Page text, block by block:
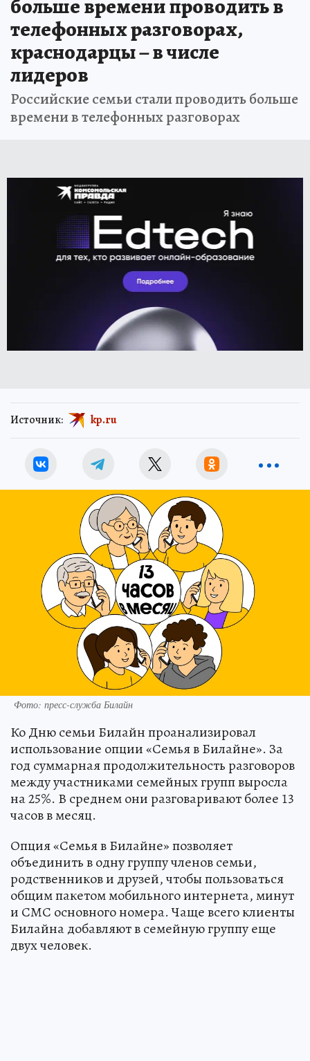
больше времени проводить в
телефонных разговорах,
краснодарцы – в числе
лидеров
Российские семьи стали проводить больше
времени в телефонных разговорах
Источник: kp.ru
Фото: пресс-служба Билайн
Ко Дню семьи Билайн проанализировал
использование опции «Семья в Билайне». За
год суммарная продолжительность разговоров
между участниками семейных групп выросла
на 25%. В среднем они разговаривают более 13
часов в месяц.
Опция «Семья в Билайне» позволяет
объединить в одну группу членов семьи,
родственников и друзей, чтобы пользоваться
общим пакетом мобильного интернета, минут
и СМС основного номера. Чаще всего клиенты
Билайна добавляют в семейную группу еще
двух человек.